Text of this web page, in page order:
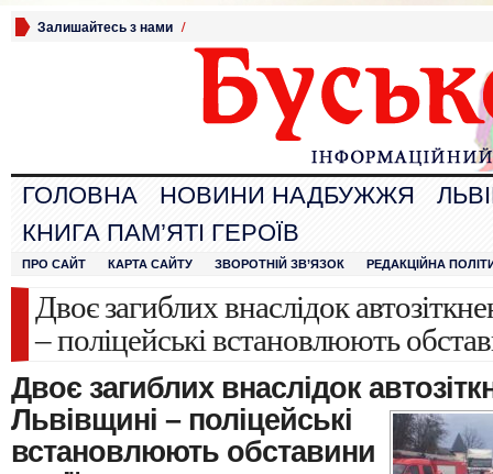
Залишайтесь з нами /
ГОЛОВНА НОВИНИ НАДБУЖЖЯ
КНИГА ПАМ’ЯТІ ГЕРОЇВ
ПРО САЙТ КАРТА САЙТУ ЗВОРОТНІЙ ЗВ’ЯЗОК РЕДАКЦІЙНА
Двоє загиблих внаслідок
– поліцейські встановлюють
Двоє загиблих внаслідок
Львівщині – поліцейські
встановлюють обставини